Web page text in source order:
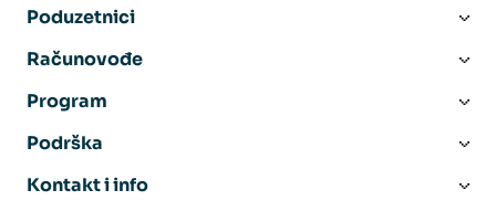
Poduzetnici
Računovođe
Program
Podrška
Kontakt i info